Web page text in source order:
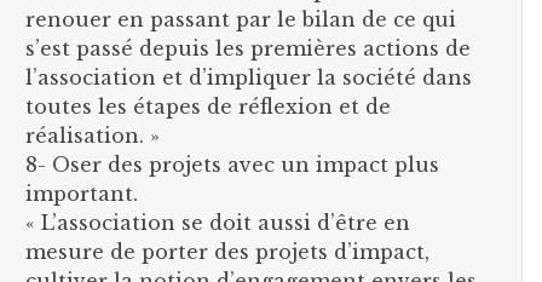
renouer en passant par le bilan de ce qui
s’est passé depuis les premières actions de
l’association et d’impliquer la société dans
toutes les étapes de réflexion et de
réalisation. »
8- Oser des projets avec un impact plus
important.
« L’association se doit aussi d’être en
mesure de porter des projets d’impact,